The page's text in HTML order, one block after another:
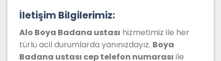
İletişim Bilgilerimiz:
Alo Boya Badana ustası hizmetimiz ile her
türlü acil durumlarda yanınızdayız. Boya
Badana ustası cep telefon numarası ile